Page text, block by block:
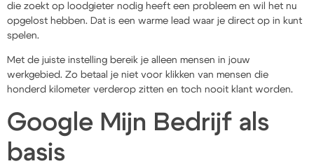
die zoekt op loodgieter nodig heeft een probleem en wil het nu
opgelost hebben. Dat is een warme lead waar je direct op in kunt
spelen.
Met de juiste instelling bereik je alleen mensen in jouw
werkgebied. Zo betaal je niet voor klikken van mensen die
honderd kilometer verderop zitten en toch nooit klant worden.
Google Mijn Bedrijf als
basis